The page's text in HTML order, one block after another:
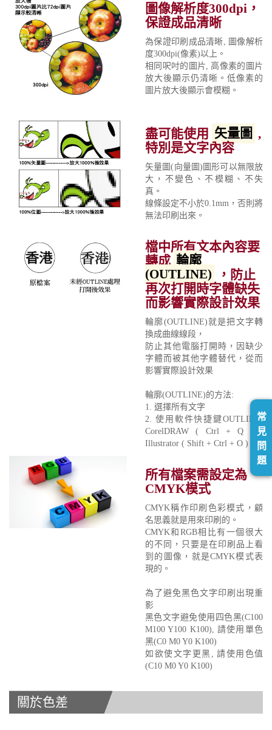
圖像解析度300dpi，
保證成品清晰
為保證印刷成品清晰, 圖像解析
度300dpi(像素)以上。
相同呎吋的圖片, 高像素的圖片
放大後顯示仍清晰。低像素的
圖片放大後顯示會模糊。
盡可能使用 矢量圖 ,
特別是文字內容
矢量圖(向量圖)圖形可以無限放
大，不變色、不模糊、不失
真。
線條設定不小於0.1mm，否則將
無法印刷出來。
檔中所有文本內容要
轉成 輪廓
(OUTLINE)
，防止
再次打開時字體缺失
而影響實際設計效果
輪廓(OUTLINE)就是把文字轉
換成曲線線段，
防止其他電腦打開時，因缺少
字體而被其他字體替代，從而
影響實際設計效果
輪廓(OUTLINE)的方法:
1. 選擇所有文字
2. 使用軟件快捷鍵OUTLINE:
CorelDRAW ( Ctrl + Q ) /
Illustrator ( Shift + Ctrl + O )
所有檔案需設定為
CMYK模式
CMYK稱作印刷色彩模式，顧
名思義就是用來印刷的。
CMYK和RGB相比有一個很大
的不同，只要是在印刷品上看
到的圖像，就是CMYK模式表
現的。
為了避免黑色文字印刷出現重
影
黑色文字避免使用四色黑(C100
M100 Y100 K100), 請使用單色
黑(C0 M0 Y0 K100)
如欲使文字更黑, 請使用色值
(C10 M0 Y0 K100)
關於色差
常
見
問
題